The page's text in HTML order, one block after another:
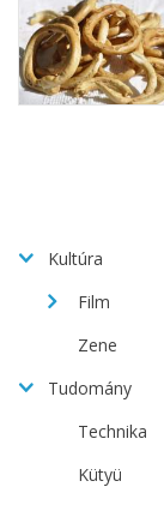
Kultúra
Film
Zene
Tudomány
Technika
Kütyü